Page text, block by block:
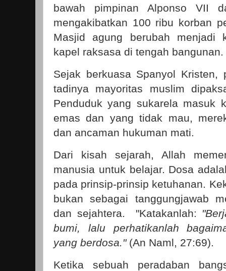
bawah pimpinan Alponso VII
mengakibatkan 100 ribu korban
Masjid agung berubah menjadi
kapel raksasa di tengah bangunan.
Sejak berkuasa Spanyol Kristen,
tadinya mayoritas muslim
Penduduk yang sukarela masuk
emas dan yang tidak mau,
dan ancaman hukuman mati.
Dari kisah sejarah, Allah
manusia untuk belajar. Dosa
pada prinsip-prinsip ketuhanan.
bukan sebagai tanggungjawab
dan sejahtera. "Katakanlah:
bumi, lalu perhatikanlah
yang berdosa."(An Naml, 27:69).
Ketika sebuah peradaban